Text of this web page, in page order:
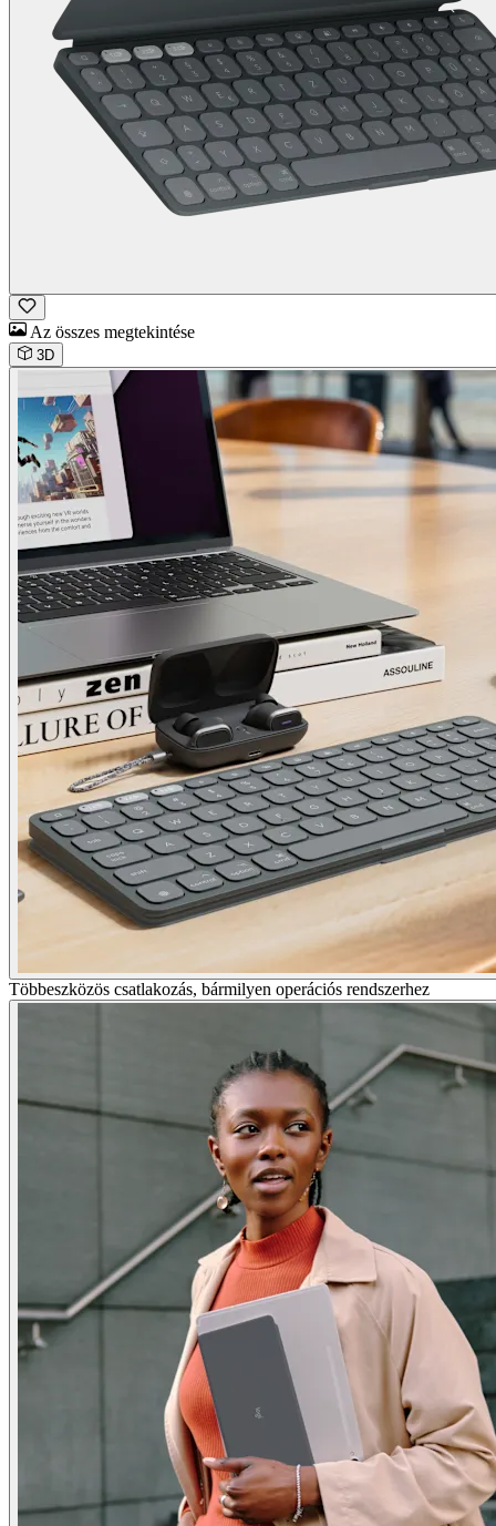
Az összes megtekintése
3D
Többeszközös csatlakozás, bármilyen operációs rendszerhez